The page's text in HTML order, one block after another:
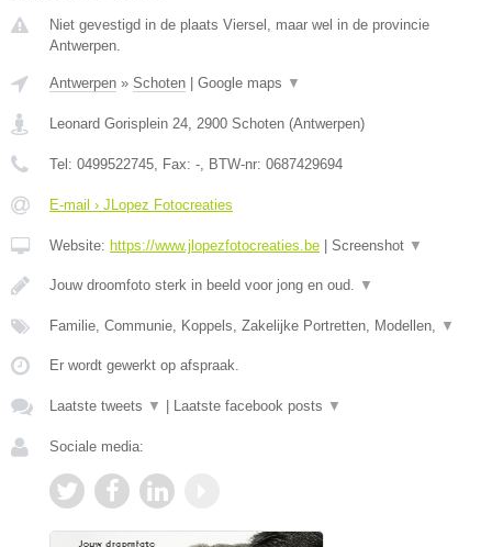
Niet gevestigd in de plaats Viersel, maar wel in de provincie
Antwerpen.
Antwerpen » Schoten Google maps ▼
Leonard Gorisplein 24, 2900 Schoten (Antwerpen)
Tel: 0499522745, Fax: -, BTW-nr: 0687429694
E-mail › JLopez Fotocreaties
Website: https://www.jlopezfotocreaties.be Screenshot ▼
Jouw droomfoto sterk in beeld voor jong en oud. ▼
Familie, Communie, Koppels, Zakelijke Portretten, Modellen, ▼
Er wordt gewerkt op afspraak.
Laatste tweets ▼ Laatste facebook posts ▼
Sociale media: